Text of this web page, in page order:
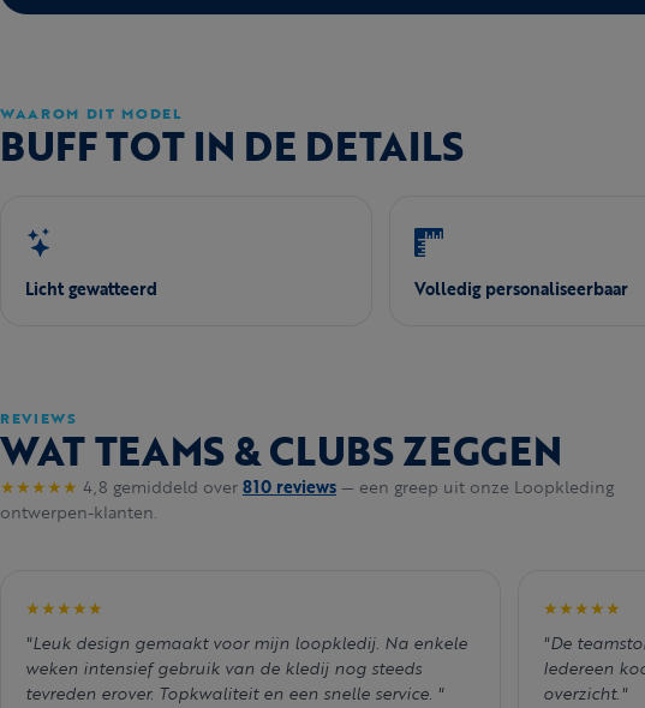
WAAROM DIT MODEL
BUFF TOT IN DE DETAILS
Licht gewatteerd Volledig personaliseerbaar
REVIEWS
WAT TEAMS & CLUBS ZEGGEN
★★★★★ 4,8 gemiddeld over810 reviews— een greep uit onze Loopkleding
ontwerpen-klanten.
★★★★★
"Leuk design gemaakt voor mijn loopkledij. Na enkele
weken intensief gebruik van de kledij nog steeds
tevreden erover. Topkwaliteit en een snelle service. "
★★★★★
"De
Iedereen
overzicht."